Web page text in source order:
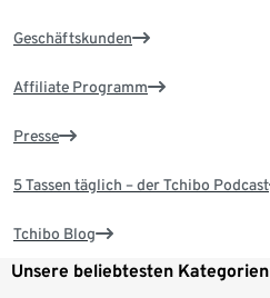
Geschäftskunden
Affiliate Programm
Presse
5 Tassen täglich – der Tchibo Podcast
Tchibo Blog
Unsere beliebtesten Kategorien